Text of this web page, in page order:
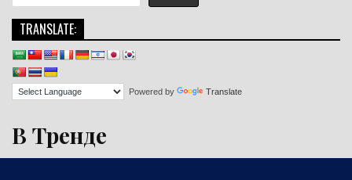
TRANSLATE:
Powered by Translate
В Тренде